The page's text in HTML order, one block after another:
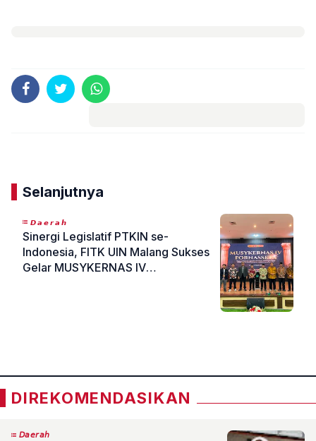
Selanjutnya
𝘿𝙖𝙚𝙧𝙖𝙝
Sinergi Legislatif PTKIN se-
Indonesia, FITK UIN Malang Sukses
Gelar MUSYKERNAS IV
DIREKOMENDASIKAN
𝘋𝘢𝘦𝘳𝘢𝘩